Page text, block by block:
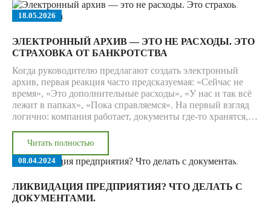
том, что кадровый архив начинает тормозить бизнес.
18.05.2026
ЭЛЕКТРОННЫЙ АРХИВ — ЭТО НЕ РАСХОДЫ. ЭТО
СТРАХОВКА ОТ БАНКРОТСТВА
Когда руководителю предлагают создать электронный
архив, первая реакция часто предсказуемая: «Сейчас не
время», «Это дополнительные расходы», «У нас и так всё
лежит в папках», «Пока справляемся». На первый взгляд
логично: компания работает, документы где-то хранятся,
значит, срочности нет.
Читать полностью
08.04.2024
ЛИКВИДАЦИЯ ПРЕДПРИЯТИЯ? ЧТО ДЕЛАТЬ С
ДОКУМЕНТАМИ.